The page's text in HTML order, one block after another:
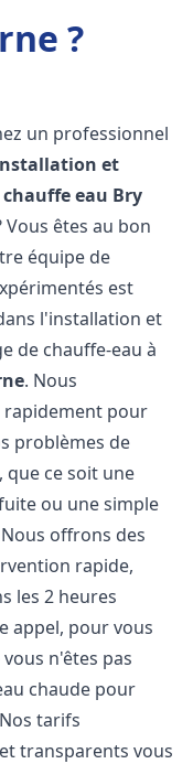
?
un professionnel
et
eau Bry
Vous êtes au bon
équipe de
est
l'installation et
de chauffe-eau à
. Nous
rapidement pour
problèmes de
que ce soit une
ou une simple
offrons des
rapide,
les 2 heures
appel, pour vous
n'êtes pas
chaude pour
tarifs
transparents vous